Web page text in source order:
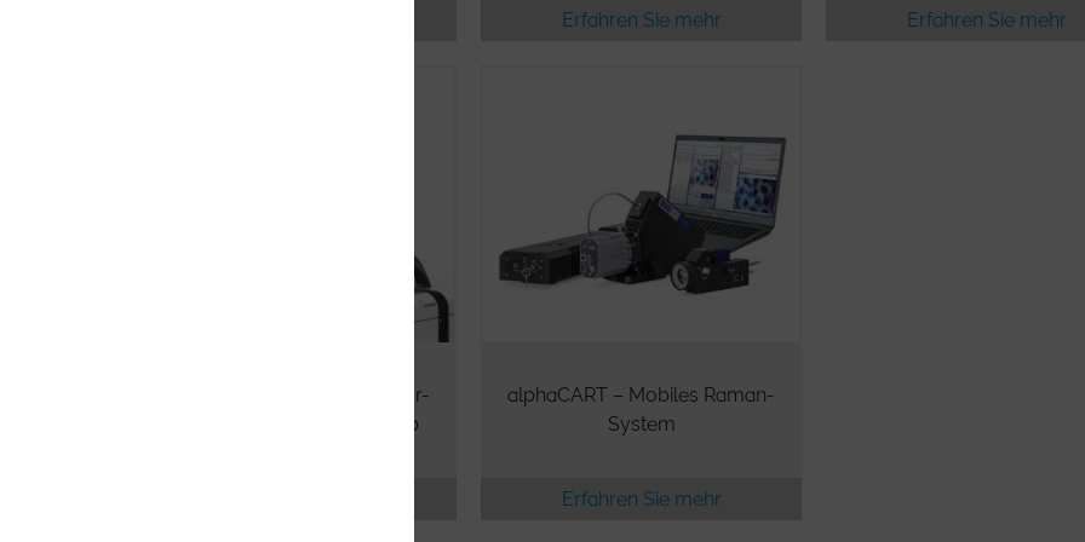
Erfahren Sie mehr Erfahren Sie mehr
cryoRaman – Tieftemperatur-
Raman-Imaging-Mikroskop
alphaCART – Mobiles Raman-
System
Erfahren Sie mehr